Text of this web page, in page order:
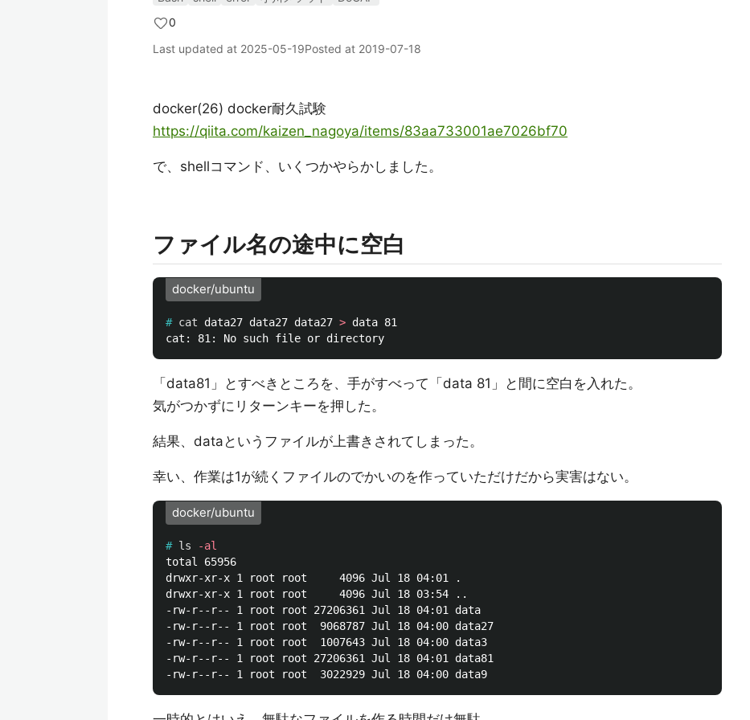
0
Last updated at 2025-05-19Posted at 2019-07-18
docker(26) docker耐久試験
https://qiita.com/kaizen_nagoya/items/83aa733001ae7026bf70
で、shellコマンド、いくつかやらかしました。
ファイル名の途中に空白
docker/ubuntu
# cat data27 data27 data27 >
「data81」とすべきところを、手がすべって「data 81」と間に空白を入れた。
気がつかずにリターンキーを押した。
結果、dataというファイルが上書きされてしまった。
幸い、作業は1が続くファイルのでかいのを作っていただけだから実害はない。
docker/ubuntu
# ls
-al
total 65956
drwxr-xr-x 1 root root     4096 Jul 18 04:01 .
drwxr-xr-x 1 root root     4096 Jul 18 03:54 ..
-rw-r--r-- 1 root root 27206361 Jul 18 04:01 data
-rw-r--r-- 1 root root  9068787 Jul 18 04:00 data27
-rw-r--r-- 1 root root  1007643 Jul 18 04:00 data3
-rw-r--r-- 1 root root 27206361 Jul 18 04:01 data81